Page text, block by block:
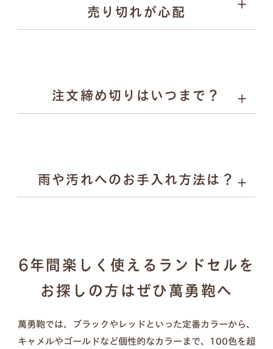
お子様の背中を支えます。
Rire（リル）：やさしい彩りとかわいらしさを、自然体
売り切れが心配
注文締め切りはいつまで？
雨や汚れへのお手入れ方法は？
い場所で陰干し
汚れた場合：固く絞った布で優しく拭く（洗剤・クリー
長持ちのコツ：カバーを外して通気させる、濡れたまま
放置しない
6年間楽しく使えるランドセルを
お探しの方はぜひ萬勇鞄へ
萬勇鞄では、ブラックやレッドといった定番カラーから、
キャメルやゴールドなど個性的なカラーまで、100色を超